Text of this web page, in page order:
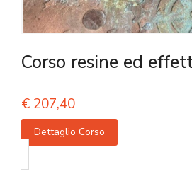
Corso resine ed
€ 207,40
Dettaglio Corso